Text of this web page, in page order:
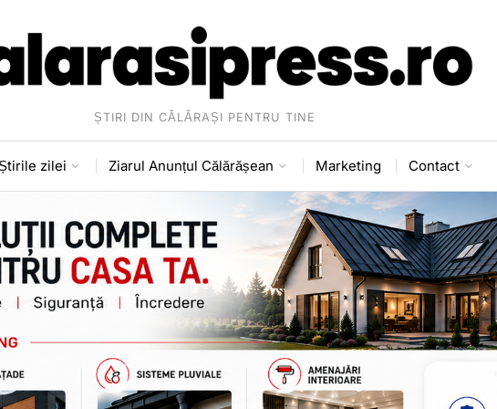
ȘTIRI DIN CĂLĂRAȘI PENTRU TINE
zilei Ziarul Anunțul Călărășean Marketing Contact